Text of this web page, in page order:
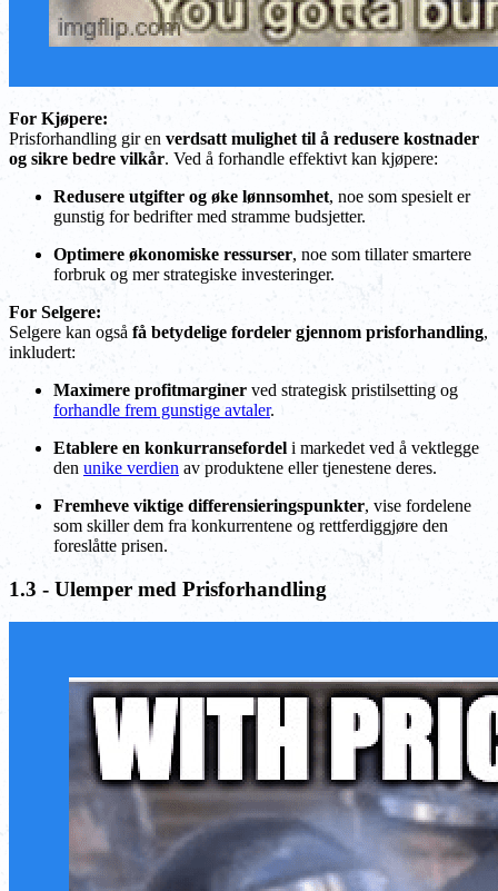
For Kjøpere:
Prisforhandling gir en verdsatt mulighet til å redusere kostnader
og sikre bedre vilkår. Ved å forhandle effektivt kan kjøpere:
Redusere utgifter og øke lønnsomhet, noe som spesielt er
gunstig for bedrifter med stramme budsjetter.
Optimere økonomiske ressurser, noe som tillater smartere
forbruk og mer strategiske investeringer.
For Selgere:
Selgere kan også få betydelige fordeler gjennom prisforhandling,
inkludert:
Maximere profitmarginer ved strategisk pristilsetting og
forhandle frem gunstige avtaler.
Etablere en konkurransefordel i markedet ved å vektlegge
den unike verdien av produktene eller tjenestene deres.
Fremheve viktige differensieringspunkter, vise fordelene
som skiller dem fra konkurrentene og rettferdiggjøre den
foreslåtte prisen.
1.3 - Ulemper med Prisforhandling